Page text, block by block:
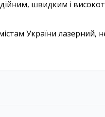
швидким і
України лазерний,